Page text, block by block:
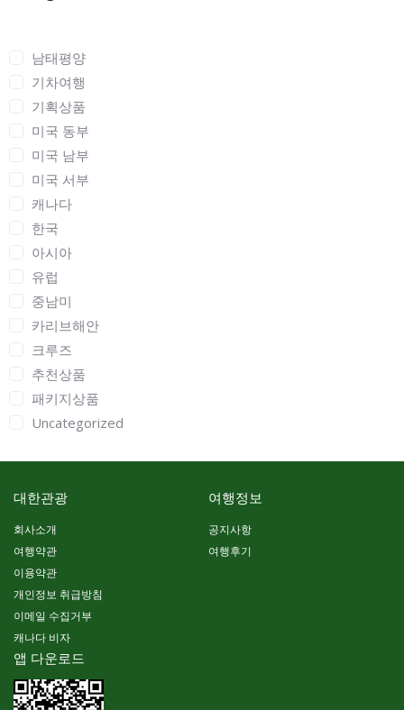
남태평양
기차여행
기획상품
미국 동부
미국 남부
미국 서부
캐나다
한국
아시아
유럽
중남미
카리브해안
크루즈
추천상품
패키지상품
Uncategorized
대한관광
회사소개
여행약관
이용약관
개인정보 취급방침
이메일 수집거부
캐나다 비자
여행정보
공지사항
여행후기
앱 다운로드